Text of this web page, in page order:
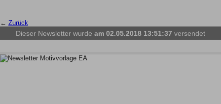
← Zurück
Dieser Newsletter wurde am 02.05.2018 13:51:37 versendet